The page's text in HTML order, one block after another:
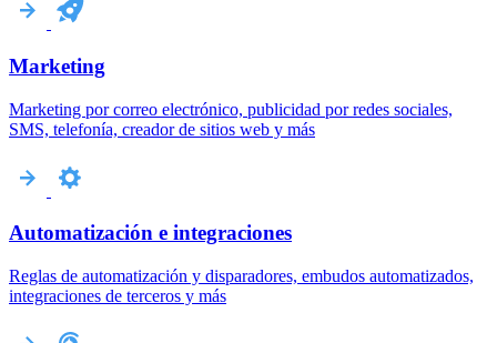
Marketing
Marketing por correo electrónico, publicidad por redes sociales,
SMS, telefonía, creador de sitios web y más
Automatización e integraciones
Reglas de automatización y disparadores, embudos automatizados,
integraciones de terceros y más